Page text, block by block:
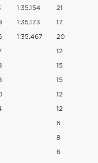
1:35.154 21
1:35.173 17
1:35.467 20
12
15
15
12
12
6
8
6